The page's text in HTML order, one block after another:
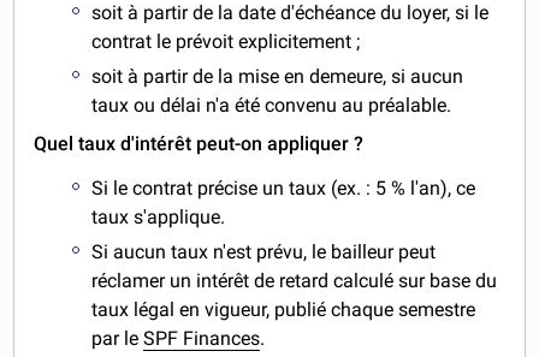
soit à partir de la date d'échéance du loyer, si le
contrat le prévoit explicitement ;
soit à partir de la mise en demeure, si aucun
taux ou délai n'a été convenu au préalable.
Quel taux d'intérêt peut-on appliquer ?
Si le contrat précise un taux (ex. : 5 % l'an), ce
taux s'applique.
Si aucun taux n'est prévu, le bailleur peut
réclamer un intérêt de retard calculé sur base du
taux légal en vigueur, publié chaque semestre
par leSPF Finances.